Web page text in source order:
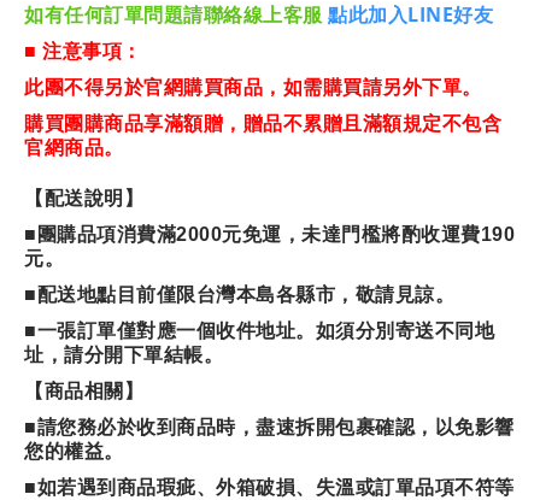
如有任何訂單問題請聯絡線上客服 點此加入LINE好友
■ 注意事項：
此團不得另於官網購買商品，如需購買請另外下單。
購買團購商品享滿額贈，贈品不累贈且滿額規定不包含
官網商品。
【配送說明】
■團購品項消費滿2000元免運，未達門檻將酌收運費190
元。
■配送地點目前僅限台灣本島各縣市，敬請見諒。
■一張訂單僅對應一個收件地址。如須分別寄送不同地
址，請分開下單結帳。
【商品相關】
■請您務必於收到商品時，盡速拆開包裹確認，以免影響
您的權益。
■如若遇到商品瑕疵、外箱破損、失溫或訂單品項不符等